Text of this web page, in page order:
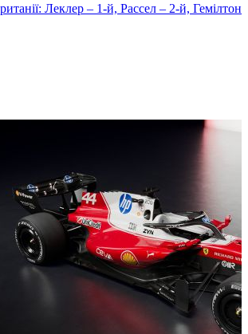
Леклер – 1-й, Рассел – 2-й, Гемілтон